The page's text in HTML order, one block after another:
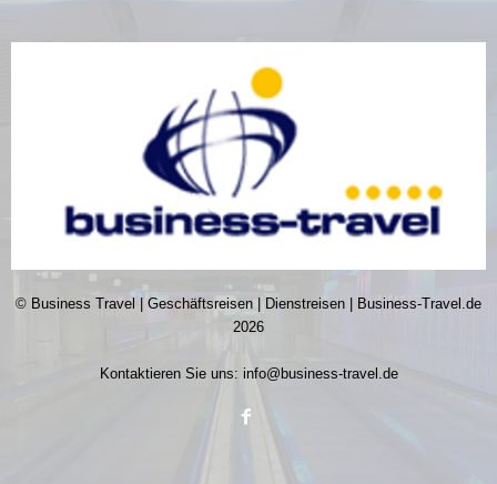
© Business Travel | Geschäftsreisen | Dienstreisen | Business-Travel.de
2026
Kontaktieren Sie uns: info@business-travel.de